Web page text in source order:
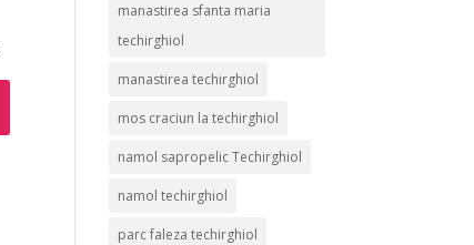
manastirea sfanta maria
techirghiol
manastirea techirghiol
mos craciun la techirghiol
namol sapropelic Techirghiol
namol techirghiol
parc faleza techirghiol